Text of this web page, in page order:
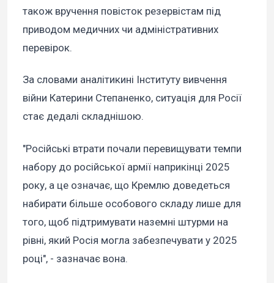
також вручення повісток резервістам під
приводом медичних чи адміністративних
перевірок.
За словами аналітикині Інституту вивчення
війни Катерини Степаненко, ситуація для Росії
стає дедалі складнішою.
"Російські втрати почали перевищувати темпи
набору до російської армії наприкінці 2025
року, а це означає, що Кремлю доведеться
набирати більше особового складу лише для
того, щоб підтримувати наземні штурми на
рівні, який Росія могла забезпечувати у 2025
році", - зазначає вона.